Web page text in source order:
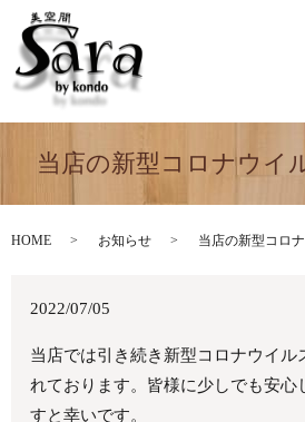
当店の新型コロナウイ
HOME お知らせ 当店の新型コロ
2022/07/05
当店では引き続き新型コロナウイル
れております。皆様に少しでも安心
すと幸いです。